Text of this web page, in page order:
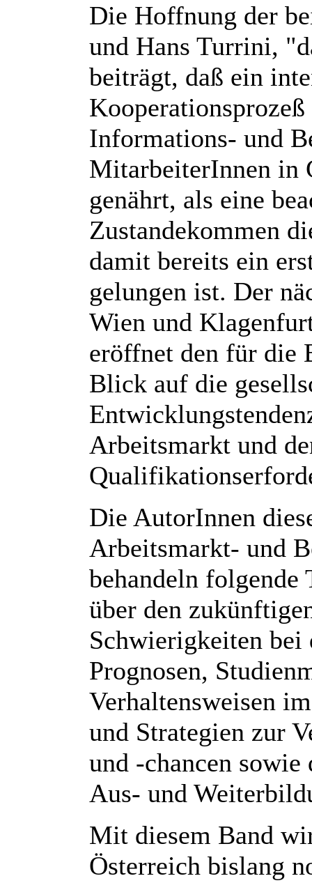
Die Hoffnung der
und Hans Turrini,
beiträgt, daß ein
Informations- und
MitarbeiterInnen in
genährt, als eine
Zustandekommen
damit bereits ein
gelungen ist. Der
Wien und
eröffnet den für die
Blick auf die
Arbeitsmarkt und
Die AutorInnen
Arbeitsmarkt- und
behandeln folgende
über den
Schwierigkeiten
Prognosen,
Verhaltensweisen
und Strategien zur
und -chancen
Aus- und
Mit diesem Band
Österreich bislang